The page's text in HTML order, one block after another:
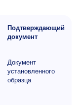
Подтверждающий
документ
Документ
установленного
образца